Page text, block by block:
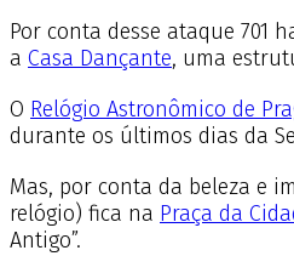
Por conta desse ataque 701
a Casa Dançante, uma
O Relógio Astronômico de
durante os últimos dias da
Mas, por conta da beleza e
relógio) fica na Praça da
Antigo”.